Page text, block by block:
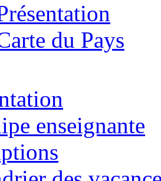
du Pays
enseignante